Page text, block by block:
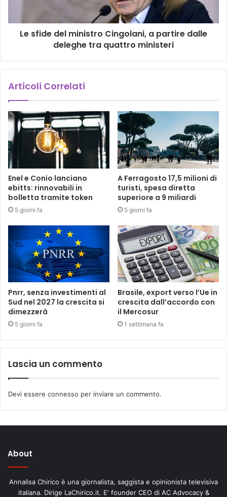
Le sfide del ministro Cingolani, a partire dalle
deleghe tra quattro ministeri
Articoli Correlati
Enel e Conio lanciano
ebitts: rinnovabili in
bolletta tramite token
5 giorni fa
A Ferragosto 17,5 milioni di
turisti, spesa diretta
superiore a 9 miliardi
5 giorni fa
Pnrr, senza investimenti al
Sud nel 2027 la crescita si
dimezzerà
5 giorni fa
Brasile, export verso l’Ue in
crescita dall’accordo con
il Mercosur
1 settimana fa
Lascia un commento
Devi essere connesso per inviare un commento.
About
Annalisa Chirico è una giornalista, saggista e opinionista televisiva
italiana. Dirige LaChirico.it. E' founder CEO di AC Advocacy &